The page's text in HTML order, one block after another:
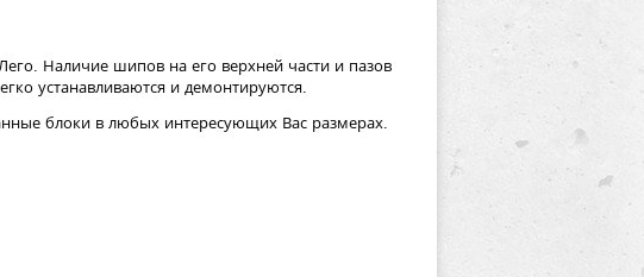
Наличие шипов на его верхней части и пазов
устанавливаются и демонтируются.
блоки в любых интересующих Вас размерах.